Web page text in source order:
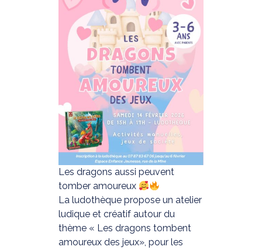
Les dragons aussi peuvent
tomber amoureux
La ludothèque propose un atelier
ludique et créatif autour du
thème « Les dragons tombent
amoureux des jeux», pour les